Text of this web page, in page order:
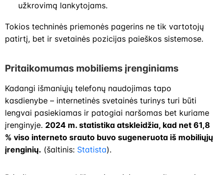
užkrovimą lankytojams.
Tokios techninės priemonės pagerins ne tik vartotojų
patirtį, bet ir svetainės pozicijas paieškos sistemose.
Pritaikomumas mobiliems įrenginiams
Kadangi išmaniųjų telefonų naudojimas tapo
kasdienybe – internetinės svetainės turinys turi būti
lengvai pasiekiamas ir patogiai naršomas bet kuriame
įrenginyje. 2024 m. statistika atskleidžia, kad net 61,8
% viso interneto srauto buvo sugeneruota iš mobiliųjų
įrenginių. (šaltinis: Statista).